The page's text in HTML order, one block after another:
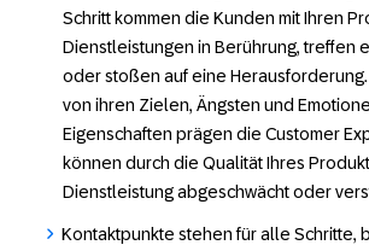
Schritt kommen die Kunden mit Ihren
Dienstleistungen in Berührung, treffen
oder stoßen auf eine
von ihren Zielen, Ängsten und
Eigenschaften prägen die Customer
können durch die Qualität Ihres
Dienstleistung abgeschwächt oder
Kontaktpunkte stehen für alle Schritte,